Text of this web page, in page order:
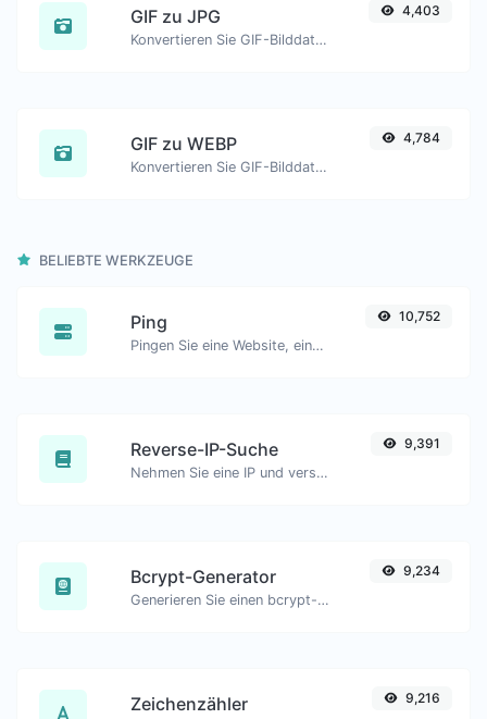
GIF zu JPG
Konvertieren Sie GIF-Bilddateien einfach in JPG.
4,403
GIF zu WEBP
Konvertieren Sie GIF-Bilddateien einfach in WEBP.
4,784
BELIEBTE WERKZEUGE
Ping
Pingen Sie eine Website, einen Server oder einen Port.
10,752
Reverse-IP-Suche
Nehmen Sie eine IP und versuchen Sie, die damit verbundene Domain/Host zu finden.
9,391
Bcrypt-Generator
Generieren Sie einen bcrypt-Passworthash für jede Zeichenfolge.
9,234
Zeichenzähler 9,216